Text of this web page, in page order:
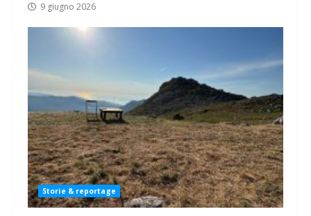
9 giugno 2026
Storie & reportage